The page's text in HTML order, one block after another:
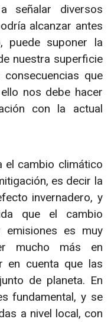
señalar diversos
alcanzar antes
puede suponer la
nuestra superficie
que
nos debe hacer
con la actual
el cambio climático
es decir la
invernadero, y
que el cambio
emisiones es muy
mucho más en
en cuenta que las
de planeta. En
fundamental, y se
a nivel local, con